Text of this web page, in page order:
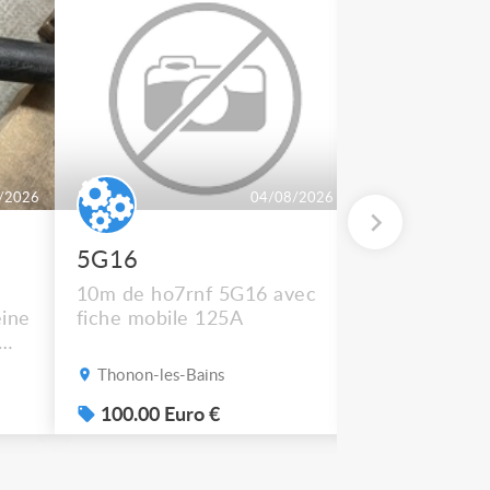
04/08/2026
5G16
10m de ho7rnf 5G16 avec
fiche mobile 125A
Thonon-les-Bains
100.00 Euro €